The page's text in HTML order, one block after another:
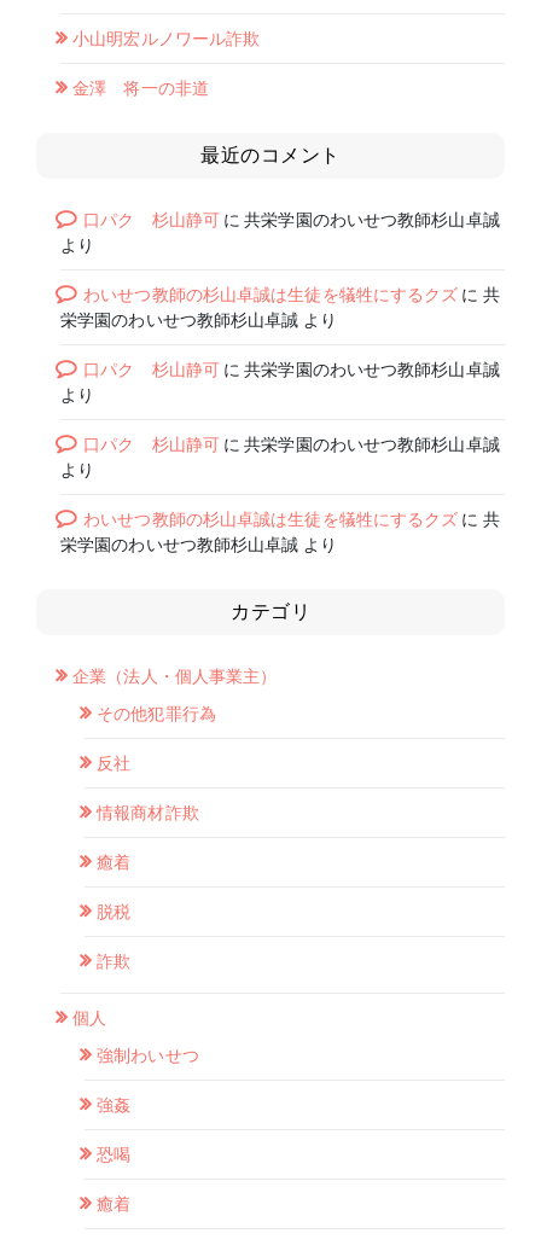
小山明宏ルノワール詐欺
金澤 将一の非道
最近のコメント
口パク 杉山静可に共栄学園のわいせつ教師杉山卓誠
より
わいせつ教師の杉山卓誠は生徒を犠牲にするクズ に 共
栄学園のわいせつ教師杉山卓誠 より
口パク 杉山静可に共栄学園のわいせつ教師杉山卓誠
より
口パク 杉山静可に共栄学園のわいせつ教師杉山卓誠
より
わいせつ教師の杉山卓誠は生徒を犠牲にするクズ に 共
栄学園のわいせつ教師杉山卓誠 より
カテゴリ
企業（法人・個人事業主）
その他犯罪行為
反社
情報商材詐欺
癒着
脱税
詐欺
個人
強制わいせつ
強姦
恐喝
癒着